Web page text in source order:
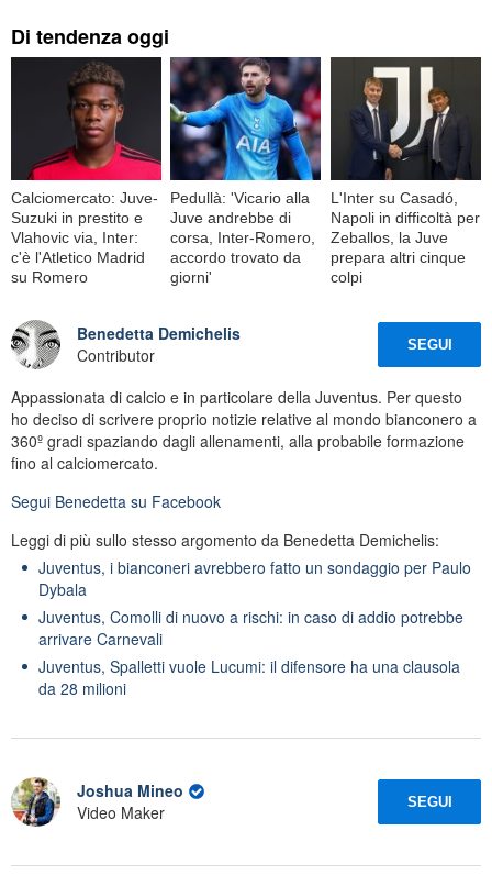
Di tendenza oggi
Calciomercato: Juve-
Suzuki in prestito e
Vlahovic via, Inter:
c'è l'Atletico Madrid
su Romero
Pedullà: 'Vicario alla
Juve andrebbe di
corsa, Inter-Romero,
accordo trovato da
giorni'
L'Inter su Casadó,
Napoli in difficoltà per
Zeballos, la Juve
prepara altri cinque
colpi
Benedetta Demichelis
Contributor
SEGUI
Appassionata di calcio e in particolare della Juventus. Per questo
ho deciso di scrivere proprio notizie relative al mondo bianconero a
360º gradi spaziando dagli allenamenti, alla probabile formazione
fino al calciomercato.
Segui Benedetta su Facebook
Leggi di più sullo stesso argomento da Benedetta Demichelis:
Juventus, i bianconeri avrebbero fatto un sondaggio per Paulo
Dybala
Juventus, Comolli di nuovo a rischi: in caso di addio potrebbe
arrivare Carnevali
Juventus, Spalletti vuole Lucumi: il difensore ha una clausola
da 28 milioni
Joshua Mineo
Video Maker
SEGUI